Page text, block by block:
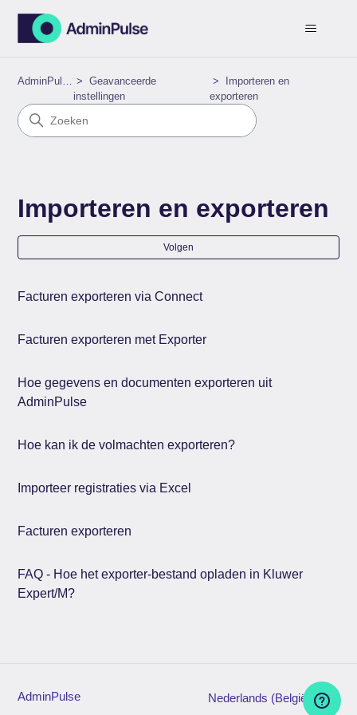
AdminPulse
Geavanceerde
instellingen
Importeren en
exporteren
Importeren en exporteren
Volgen
Facturen exporteren via Connect
Facturen exporteren met Exporter
Hoe gegevens en documenten exporteren uit
AdminPulse
Hoe kan ik de volmachten exporteren?
Importeer registraties via Excel
Facturen exporteren
FAQ - Hoe het exporter-bestand opladen in Kluwer
Expert/M?
AdminPulse Nederlands (België)